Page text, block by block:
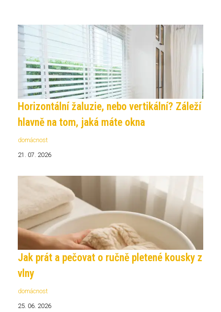
Horizontální žaluzie, nebo vertikální? Záleží
hlavně na tom, jaká máte okna
domácnost
21. 07. 2026
Jak prát a pečovat o ručně pletené kousky z
vlny
domácnost
25. 06. 2026